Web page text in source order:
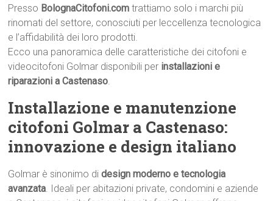
Presso BolognaCitofoni.com trattiamo solo i marchi più
rinomati del settore, conosciuti per leccellenza tecnologica
e l’affidabilità dei loro prodotti.
Ecco una panoramica delle caratteristiche dei citofoni e
videocitofoni Golmar disponibili per installazioni e
riparazioni a Castenaso.
Installazione e manutenzione
citofoni Golmar a Castenaso:
innovazione e design italiano
Golmar è sinonimo didesign moderno e tecnologia
avanzata. Ideali per abitazioni private, condomini e aziende